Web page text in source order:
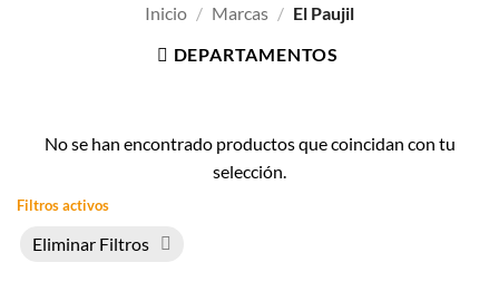
Inicio / Marcas / El Paujil
DEPARTAMENTOS
No se han encontrado productos que coincidan con tu
selección.
Filtros activos
Eliminar Filtros